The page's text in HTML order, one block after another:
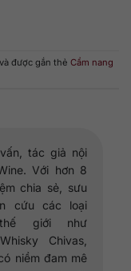
và được gắn thẻ Cẩm nang
tác giả nội
Với hơn 8
chia sẻ, sưu
cứu các loại
giới như
Chivas,
niềm đam mê